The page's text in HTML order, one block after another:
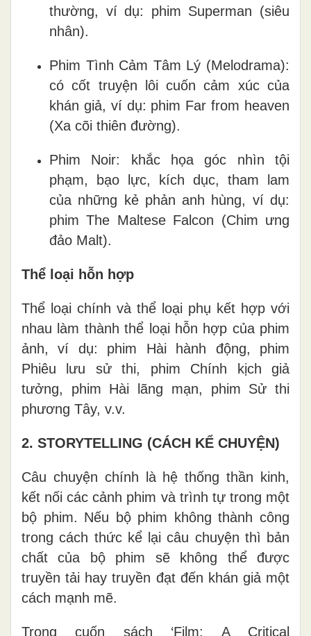
thường, ví dụ: phim Superman (siêu
nhân).
Phim Tình Cảm Tâm Lý (Melodrama):
có cốt truyện lôi cuốn cảm xúc của
khán giả, ví dụ: phim Far from heaven
(Xa cõi thiên đường).
Phim Noir: khắc họa góc nhìn tội
phạm, bạo lực, kích dục, tham lam
của những kẻ phản anh hùng, ví dụ:
phim The Maltese Falcon (Chim ưng
đảo Malt).
Thể loại hỗn hợp
Thể loại chính và thể loại phụ kết hợp với
nhau làm thành thể loại hỗn hợp của phim
ảnh, ví dụ: phim Hài hành động, phim
Phiêu lưu sử thi, phim Chính kịch giả
tưởng, phim Hài lãng mạn, phim Sử thi
phương Tây, v.v.
2. STORYTELLING (CÁCH KỂ CHUYỆN)
Câu chuyện chính là hệ thống thần kinh,
kết nối các cảnh phim và trình tự trong một
bộ phim. Nếu bộ phim không thành công
trong cách thức kể lại câu chuyện thì bản
chất của bộ phim sẽ không thể được
truyền tải hay truyền đạt đến khán giả một
cách mạnh mẽ.
Trong cuốn sách ‘Film: A Critical